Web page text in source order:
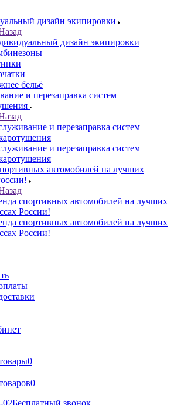
дизайн экипировки
дизайн экипировки
бельё
и перезаправка систем
и перезаправка систем
и перезаправка систем
автомобилей на лучших
спортивных автомобилей на лучших
России!
спортивных автомобилей на лучших
России!
0
0
02Бесплатный звонок